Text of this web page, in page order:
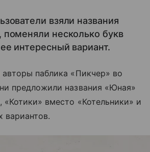
взяли названия
поменяли несколько букв
интересный вариант.
авторы паблика «Пикчер» во
предложили названия «Юная»
вместо «Котельники» и
вариантов.